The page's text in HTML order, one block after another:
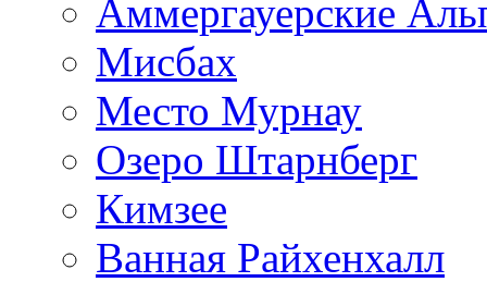
Аммергауерские
Мисбах
Место Мурнау
Озеро Штарнберг
Кимзее
Ванная Райхенхалл